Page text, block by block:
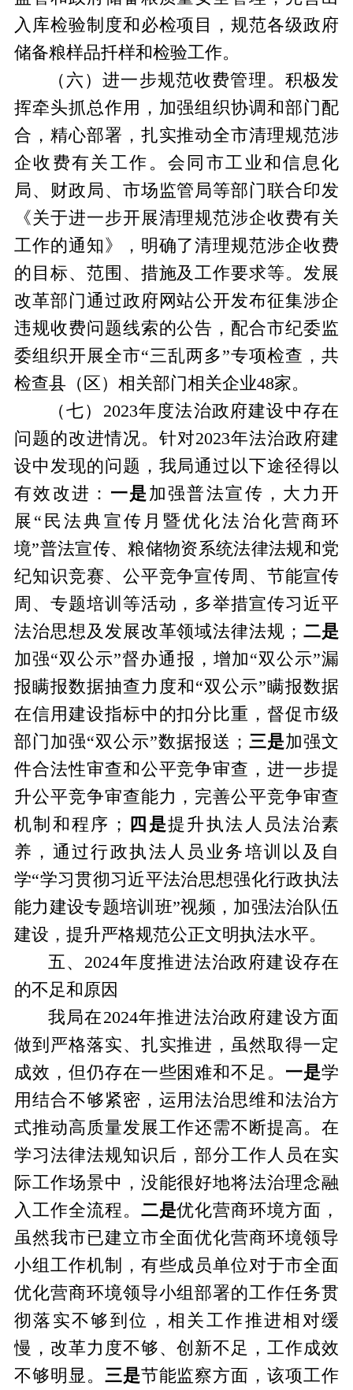
入库检验制度和必检项目，规范各级政府
储备粮样品扦样和检验工作。
（六）进一步规范收费管理。 积极发
挥牵头抓总作用，加强组织协调和部门配
合，精心部署，扎实推动全市清理规范涉
企收费有关工作。会同市工业和信息化
局、财政局、市场监管局等部门联合印发
《关于进一步开展清理规范涉企收费有关
工作的通知》，明确了清理规范涉企收费
的目标、范围、措施及工作要求等。发展
改革部门通过政府网站公开发布征集涉企
违规收费问题线索的公告，配合市纪委监
委组织开展全市“三乱两多”专项检查，共
检查县（区）相关部门相关企业48家。
（七） 2023年度法治政府建设中存在
问题的改进情况。 针对2023年法治政府建
设中发现的问题，我局通过以下途径得以
有效改进： 一是 加强普法宣传，大力开
展 “民法典宣传月暨优化法治化营商环
境”普法宣传、粮储物资系统法律法规和党
纪知识竞赛、公平竞争宣传周、节能宣传
周、专题培训等活动，多举措宣传习近平
法治思想及发展改革领域法律法规； 二是
加强“双公示”督办通报， 增加“双公示”漏
报瞒报数据抽查力度和“双公示”瞒报数据
在信用建设指标中的扣分比重，督促市级
部门加强“双公示”数据报送； 三是加强文
件合法性审查和公平竞争审查，进一步提
升公平竞争审查能力，完善公平竞争审查
机制和程序；
四是提升执法人员法治素
养，通过行政执法人员业务培训以及自
学“学习贯彻习近平法治思想强化行政执法
能力建设专题培训班”视频，加强法治队伍
建设，提升严格规范公正文明执法水平。
五、 2024年度推进法治政府建设存在
的不足和原因
我局在2024年推进法治政府建设方面
做到严格落实、扎实推进，虽然取得一定
成效，但仍存在一些困难和不足。 一是学
用结合不够紧密，运用法治思维和法治方
式推动高质量发展工作还需不断提高。在
学习法律法规知识后，部分工作人员在实
际工作场景中，没能很好地将法治理念融
入工作全流程。 二是优化营商环境方面，
虽然我市已建立市全面优化营商环境领导
小组工作机制，有些成员单位对于市全面
优化营商环境领导小组部署的工作任务贯
彻落实不够到位，相关工作推进相对缓
慢，改革力度不够、创新不足，工作成效
不够明显。 三是节能监察方面，该项工作